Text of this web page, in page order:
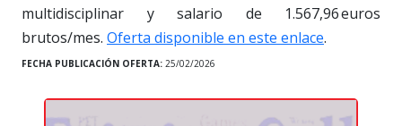
multidisciplinar y salario de 1.567,96 euros
brutos/mes. Oferta disponible en este enlace.
FECHA PUBLICACIÓN OFERTA: 25/02/2026